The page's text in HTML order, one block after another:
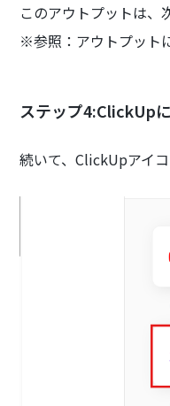
このアウトプットは
※参照：アウトプット
ステップ4:ClickUp
続いて、ClickUpアイ